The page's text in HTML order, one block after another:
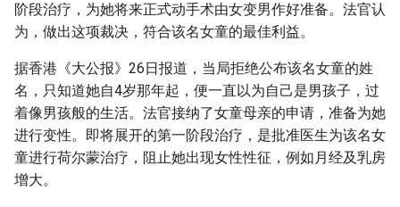
n
g
s
e
a
r
阶段治疗，为她将来正式动手术由女变男作好准备。法官认
为，做出这项裁决，符合该名女童的最佳利益。
据香港《大公报》26日报道，当局拒绝公布该名女童的姓
名，只知道她自4岁那年起，便一直以为自己是男孩子，过
着像男孩般的生活。法官接纳了女童母亲的申请，准备为她
进行变性。即将展开的第一阶段治疗，是批准医生为该名女
童进行荷尔蒙治疗，阻止她出现女性性征，例如月经及乳房
增大。